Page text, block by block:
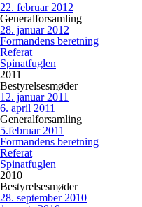
22. februar 2012
Generalforsamling
28. januar 2012
Formandens beretning
Referat
Spinatfuglen
2011
Bestyrelsesmøder
12. januar 2011
6. april 2011
Generalforsamling
5.februar 2011
Formandens beretning
Referat
Spinatfuglen
2010
Bestyrelsesmøder
28. september 2010